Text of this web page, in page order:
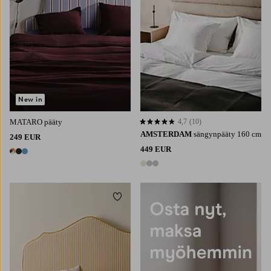
MATARO pääty
249 EUR
3 värejä
New in
AMSTERDAM sängynpääty 160 cm
449 EUR
3 värejä
4,7 perustuen 10 arvosanaan
4,7 (10)
Lisää suosikkeihin